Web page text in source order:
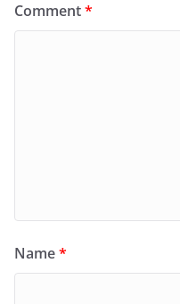
Comment*
Name*